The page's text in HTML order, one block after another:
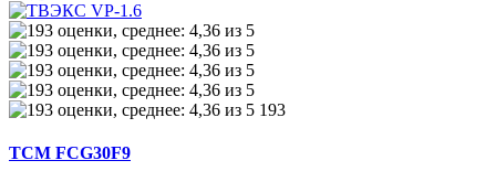
193
TCM FCG30F9